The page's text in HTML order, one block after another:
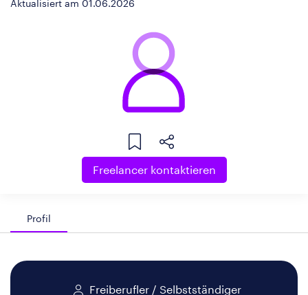
Aktualisiert am 01.06.2026
Freelancer kontaktieren
Profil
Freiberufler / Selbstständiger